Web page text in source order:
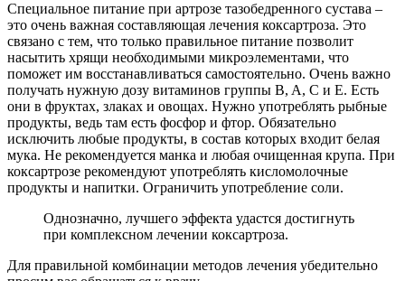
Cпециальное питание при артрозе тазобедренного сустава –
это очень важная составляющая лечения коксартроза. Это
связано с тем, что только правильное питание позволит
насытить хрящи необходимыми микроэлементами, что
поможет им восстанавливаться самостоятельно. Очень важно
получать нужную дозу витаминов группы B, A, C и Е. Есть
они в фруктах, злаках и овощах. Нужно употреблять рыбные
продукты, ведь там есть фосфор и фтор. Обязательно
исключить любые продукты, в состав которых входит белая
мука. Не рекомендуется манка и любая очищенная крупа. При
коксартрозе рекомендуют употреблять кисломолочные
продукты и напитки. Ограничить употребление соли.
Однозначно, лучшего эффекта удастся достигнуть
при комплексном лечении коксартроза.
Для правильной комбинации методов лечения убедительно